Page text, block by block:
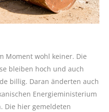
Moment wohl keiner. Die
bleiben hoch und auch
billig. Daran änderten auch
Energieministerium
Die hier gemeldeten